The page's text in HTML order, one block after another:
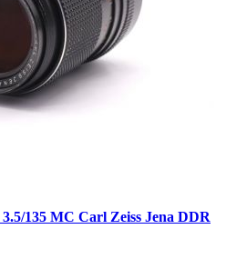
135 MC Carl Zeiss Jena DDR